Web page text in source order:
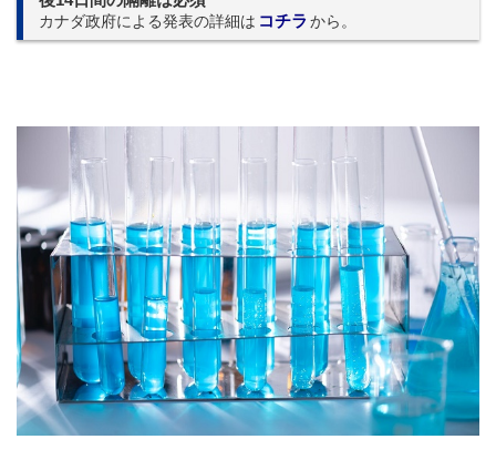
カナダ政府による発表の詳細は コチラ から。